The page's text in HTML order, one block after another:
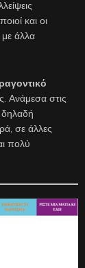
και οι
με άλλα
Ανάμεσα στις
δηλαδή
σε άλλες
πολύ